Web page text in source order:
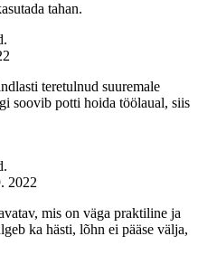
tahan.
teretulnud suuremale
soovib potti hoida töölaual, siis
2022
mis on väga praktiline ja
ka hästi, lõhn ei pääse välja,